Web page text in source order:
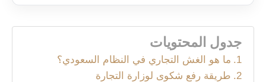
جدول المحتويات
ما هو الغش التجاري في النظام السعودي؟
طريقة رفع شكوى لوزارة التجارة